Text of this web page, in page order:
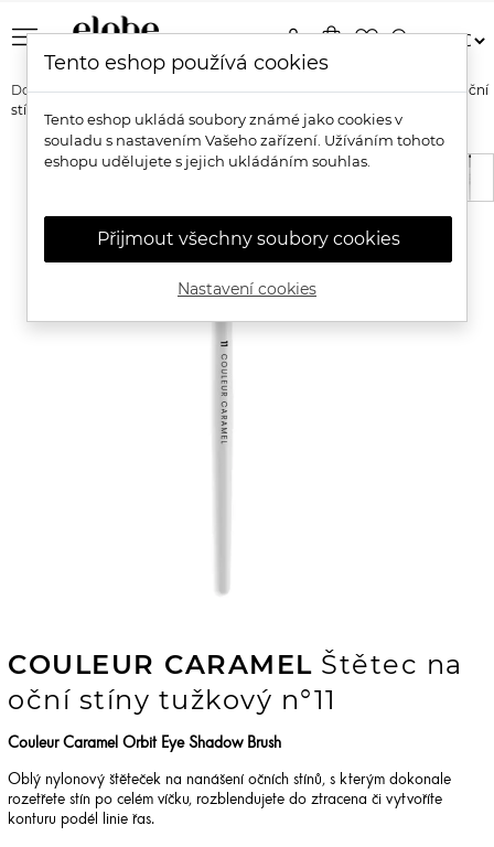
menu shopping_bagfavorite_bordersearch
person
Domů Značky Couleur Caramel
Couleur Caramel Štětec na oční
stíny tužkový n°11
COULEUR CARAMEL Štětec na
oční stíny tužkový n°11
Couleur Caramel Orbit Eye Shadow Brush
Oblý nylonový štěteček na nanášení očních stínů, s kterým dokonale
rozetřete stín po celém víčku, rozblendujete do ztracena či vytvoříte
konturu podél linie řas.
Tento eshop používá cookies
Tento eshop ukládá soubory známé jako cookies v
souladu s nastavením Vašeho zařízení. Užíváním tohoto
eshopu udělujete s jejich ukládáním souhlas.
Přijmout všechny soubory cookies
Nastavení cookies